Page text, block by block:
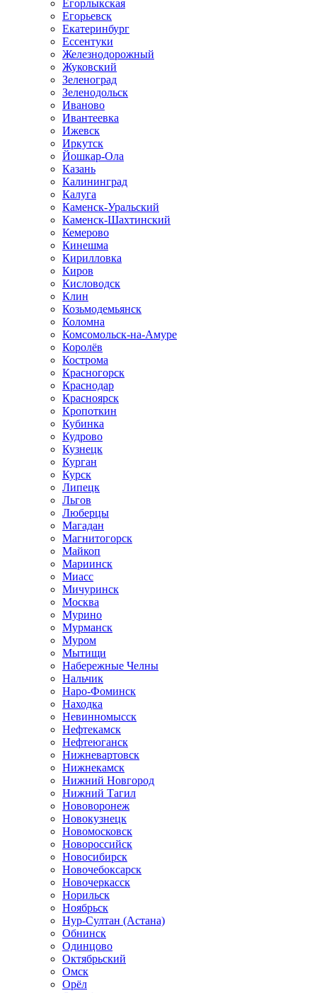
Егорлыкская
Егорьевск
Екатеринбург
Ессентуки
Железнодорожный
Жуковский
Зеленоград
Зеленодольск
Иваново
Ивантеевка
Ижевск
Иркутск
Йошкар-Ола
Казань
Калининград
Калуга
Каменск-Уральский
Каменск-Шахтинский
Кемерово
Кинешма
Кирилловка
Киров
Кисловодск
Клин
Козьмодемьянск
Коломна
Комсомольск-на-Амуре
Королёв
Кострома
Красногорск
Краснодар
Красноярск
Кропоткин
Кубинка
Кудрово
Кузнецк
Курган
Курск
Липецк
Льгов
Люберцы
Магадан
Магнитогорск
Майкоп
Мариинск
Миасс
Мичуринск
Москва
Мурино
Мурманск
Муром
Мытищи
Набережные Челны
Нальчик
Наро-Фоминск
Находка
Невинномысск
Нефтекамск
Нефтеюганск
Нижневартовск
Нижнекамск
Нижний Новгород
Нижний Тагил
Нововоронеж
Новокузнецк
Новомосковск
Новороссийск
Новосибирск
Новочебоксарск
Новочеркасск
Норильск
Ноябрьск
Нур-Султан (Астана)
Обнинск
Одинцово
Октябрьский
Омск
Орёл